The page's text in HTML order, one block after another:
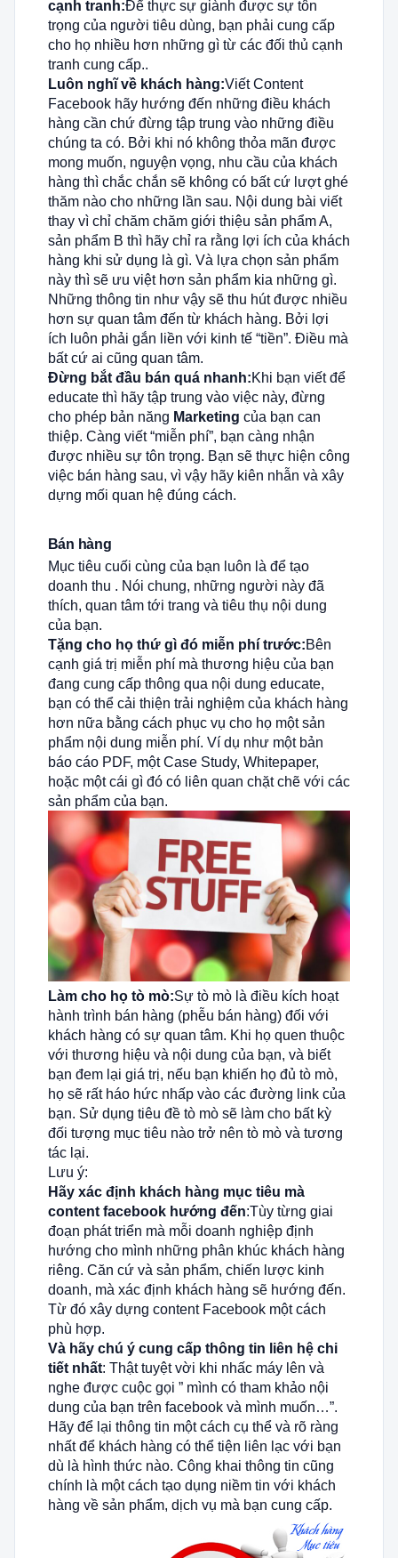
cạnh tranh:Để thực sự giành được sự tôn
trọng của người tiêu dùng, bạn phải cung cấp
cho họ nhiều hơn những gì từ các đối thủ cạnh
tranh cung cấp..
Luôn nghĩ về khách hàng:Viết Content
Facebook hãy hướng đến những điều khách
hàng cần chứ đừng tập trung vào những điều
chúng ta có. Bởi khi nó không thỏa mãn được
mong muốn, nguyện vọng, nhu cầu của khách
hàng thì chắc chắn sẽ không có bất cứ lượt ghé
thăm nào cho những lần sau. Nội dung bài viết
thay vì chỉ chăm chăm giới thiệu sản phẩm A,
sản phẩm B thì hãy chỉ ra rằng lợi ích của khách
hàng khi sử dụng là gì. Và lựa chọn sản phẩm
này thì sẽ ưu việt hơn sản phẩm kia những gì.
Những thông tin như vậy sẽ thu hút được nhiều
hơn sự quan tâm đến từ khách hàng. Bởi lợi
ích luôn phải gắn liền với kinh tế “tiền”. Điều mà
bất cứ ai cũng quan tâm.
Đừng bắt đầu bán quá nhanh:Khi bạn viết để
educate thì hãy tập trung vào việc này, đừng
cho phép bản năng Marketing của bạn can
thiệp. Càng viết “miễn phí”, bạn càng nhận
được nhiều sự tôn trọng. Bạn sẽ thực hiện công
việc bán hàng sau, vì vậy hãy kiên nhẫn và xây
dựng mối quan hệ đúng cách.
Bán hàng
Mục tiêu cuối cùng của bạn luôn là để tạo
doanh thu . Nói chung, những người này đã
thích, quan tâm tới trang và tiêu thụ nội dung
của bạn.
Tặng cho họ thứ gì đó miễn phí trước:Bên
cạnh giá trị miễn phí mà thương hiệu của bạn
đang cung cấp thông qua nội dung educate,
bạn có thể cải thiện trải nghiệm của khách hàng
hơn nữa bằng cách phục vụ cho họ một sản
phẩm nội dung miễn phí. Ví dụ như một bản
báo cáo PDF, một Case Study, Whitepaper,
hoặc một cái gì đó có liên quan chặt chẽ với các
sản phẩm của bạn.
Làm cho họ tò mò:Sự tò mò là điều kích hoạt
hành trình bán hàng (phễu bán hàng) đối với
khách hàng có sự quan tâm. Khi họ quen thuộc
với thương hiệu và nội dung của bạn, và biết
bạn đem lại giá trị, nếu bạn khiến họ đủ tò mò,
họ sẽ rất háo hức nhấp vào các đường link của
bạn. Sử dụng tiêu đề tò mò sẽ làm cho bất kỳ
đối tượng mục tiêu nào trở nên tò mò và tương
tác lại.
Lưu ý:
Hãy xác định khách hàng mục tiêu mà
content facebook hướng đến:Tùy từng giai
đoạn phát triển mà mỗi doanh nghiệp định
hướng cho mình những phân khúc khách hàng
riêng. Căn cứ và sản phẩm, chiến lược kinh
doanh, mà xác định khách hàng sẽ hướng đến.
Từ đó xây dựng content Facebook một cách
phù hợp.
Và hãy chú ý cung cấp thông tin liên hệ chi
tiết nhất: Thật tuyệt vời khi nhấc máy lên và
nghe được cuộc gọi ” mình có tham khảo nội
dung của bạn trên facebook và mình muốn…”.
Hãy để lại thông tin một cách cụ thể và rõ ràng
nhất để khách hàng có thể tiện liên lạc với bạn
dù là hình thức nào. Công khai thông tin cũng
chính là một cách tạo dụng niềm tin với khách
hàng về sản phẩm, dịch vụ mà bạn cung cấp.